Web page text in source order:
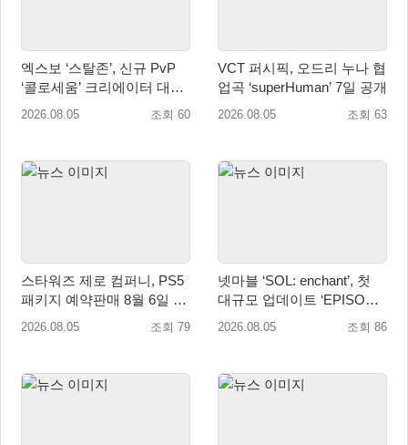
엑스보 ‘스탈존’, 신규 PvP
‘콜로세움’ 크리에이터 대회
개최
2026.08.05 조회 60
VCT 퍼시픽, 오드리 누나 협
업곡 ‘superHuman’ 7일 공개
2026.08.05 조회 63
스타워즈 제로 컴퍼니, PS5
패키지 예약판매 8월 6일 시
작... 8월 27일 국내 정식 발
2026.08.05 조회 79
넷마블 ‘SOL: enchant’, 첫
대규모 업데이트 ‘EPISODE
01. GENESIS: 신의 전장’ 사
2026.08.05 조회 86